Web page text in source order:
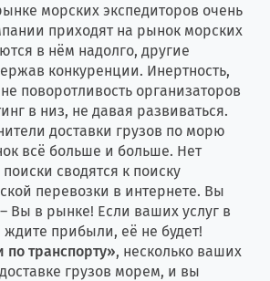
морских экспедиторов очень
приходят на рынок морских
в нём надолго, другие
конкуренции. Инертность,
поворотливость организаторов
в низ, не давая развиваться.
доставки грузов по морю
всё больше и больше. Нет
сводятся к поиску
перевозки в интернете. Вы
Вы в рынке! Если ваших услуг в
ждите прибыли, её не будет!
по транспорту», несколько ваших
грузов морем, и вы